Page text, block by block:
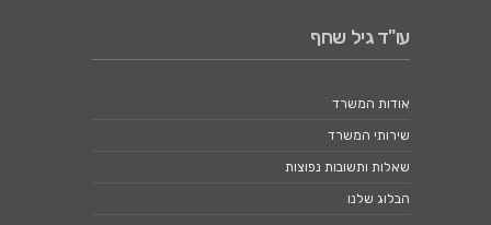
עו"ד גיל שחף
אודות המשרד
שירותי המשרד
שאלות ותשובות נפוצות
הבלוג שלנו